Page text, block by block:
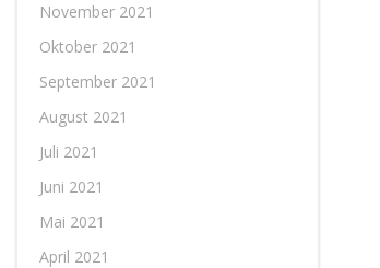
November 2021
Oktober 2021
September 2021
August 2021
Juli 2021
Juni 2021
Mai 2021
April 2021